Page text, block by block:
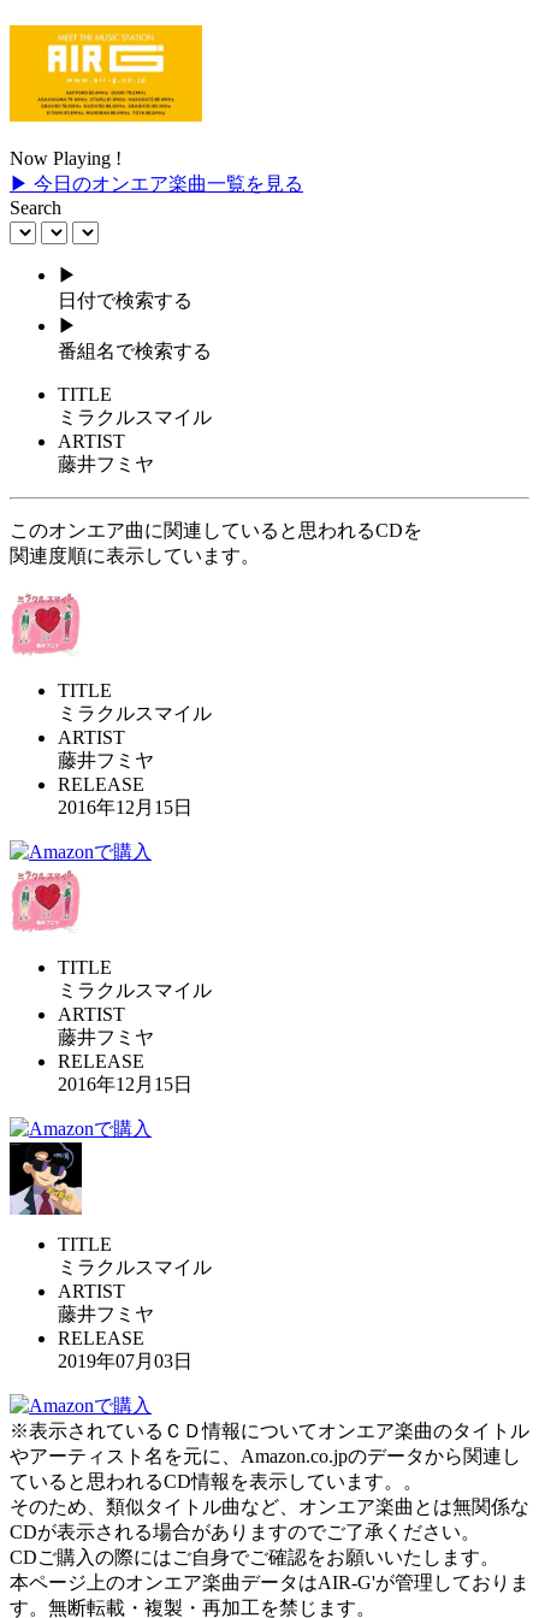
Now Playing !
▶ 今日のオンエア楽曲一覧を見る
Search
▶
日付で検索する
▶
番組名で検索する
TITLE
ミラクルスマイル
ARTIST
藤井フミヤ
このオンエア曲に関連していると思われるCDを
関連度順に表示しています。
TITLE
ミラクルスマイル
ARTIST
藤井フミヤ
RELEASE
2016年12月15日
TITLE
ミラクルスマイル
ARTIST
藤井フミヤ
RELEASE
2016年12月15日
TITLE
ミラクルスマイル
ARTIST
藤井フミヤ
RELEASE
2019年07月03日
※表示されているＣＤ情報についてオンエア楽曲のタイトル
やアーティスト名を元に、Amazon.co.jpのデータから関連し
ていると思われるCD情報を表示しています。。
そのため、類似タイトル曲など、オンエア楽曲とは無関係な
CDが表示される場合がありますのでご了承ください。
CDご購入の際にはご自身でご確認をお願いいたします。
本ページ上のオンエア楽曲データはAIR-G'が管理しておりま
す。無断転載・複製・再加工を禁じます。